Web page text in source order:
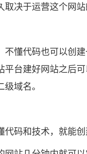
决于运营这个网站
懂代码也可以创建
台建好网站之后
域名。
和技术，就能创